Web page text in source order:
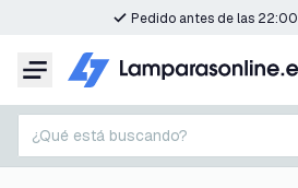
Pedido antes de las 22:00
Menú
¿Qué está buscando?